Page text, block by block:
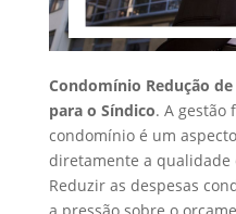
Condomínio Redução
para o Síndico. A gestão
condomínio é um
diretamente a qualidade
Reduzir as despesas